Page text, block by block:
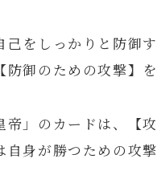
をしっかりと防御
御のための攻撃】を
のカードは、【
身が勝つための攻撃